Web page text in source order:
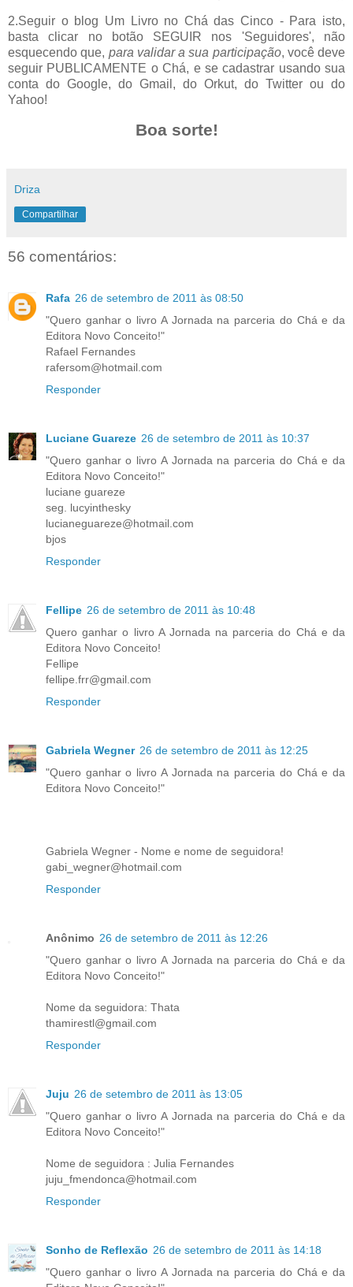
2.Seguir o blog Um Livro no Chá das Cinco - Para isto,
basta clicar no botão SEGUIR nos 'Seguidores', não
esquecendo que, para validar a sua participação, você deve
seguir PUBLICAMENTE o Chá, e se cadastrar usando sua
conta do Google, do Gmail, do Orkut, do Twitter ou do
Yahoo!
Boa sorte!
Driza
Compartilhar
56 comentários:
Rafa 26 de setembro de 2011 às 08:50
"Quero ganhar o livro A Jornada na parceria do Chá e da
Editora Novo Conceito!"
Rafael Fernandes
rafersom@hotmail.com
Responder
Luciane Guareze 26 de setembro de 2011 às 10:37
"Quero ganhar o livro A Jornada na parceria do Chá e da
Editora Novo Conceito!"
luciane guareze
seg. lucyinthesky
lucianeguareze@hotmail.com
bjos
Responder
Fellipe 26 de setembro de 2011 às 10:48
Quero ganhar o livro A Jornada na parceria do Chá e da
Editora Novo Conceito!
Fellipe
fellipe.frr@gmail.com
Responder
Gabriela Wegner 26 de setembro de 2011 às 12:25
"Quero ganhar o livro A Jornada na parceria do Chá e da
Editora Novo Conceito!"
Gabriela Wegner - Nome e nome de seguidora!
gabi_wegner@hotmail.com
Responder
Anônimo 26 de setembro de 2011 às 12:26
"Quero ganhar o livro A Jornada na parceria do Chá e da
Editora Novo Conceito!"
Nome da seguidora: Thata
thamirestl@gmail.com
Responder
Juju 26 de setembro de 2011 às 13:05
"Quero ganhar o livro A Jornada na parceria do Chá e da
Editora Novo Conceito!"
Nome de seguidora : Julia Fernandes
juju_fmendonca@hotmail.com
Responder
Sonho de Reflexão 26 de setembro de 2011 às 14:18
"Quero ganhar o livro A Jornada na parceria do Chá e da